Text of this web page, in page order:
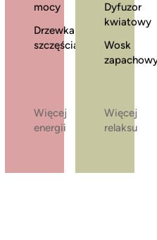
mocy
Drzewka
szczęścia
Więcej
energii
Dyfuzor
kwiatowy
Wosk
Więcej
relaksu